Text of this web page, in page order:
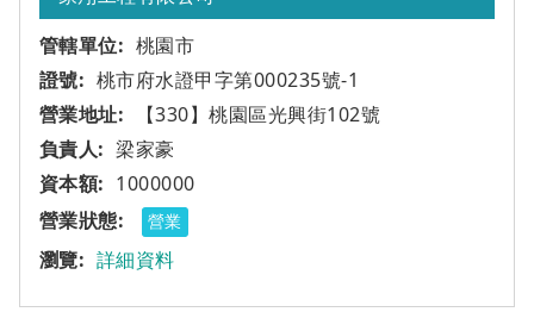
桃園市
桃市府水證甲字第000235號-1
【330】桃園區光興街102號
梁家豪
1000000
營業
詳細資料